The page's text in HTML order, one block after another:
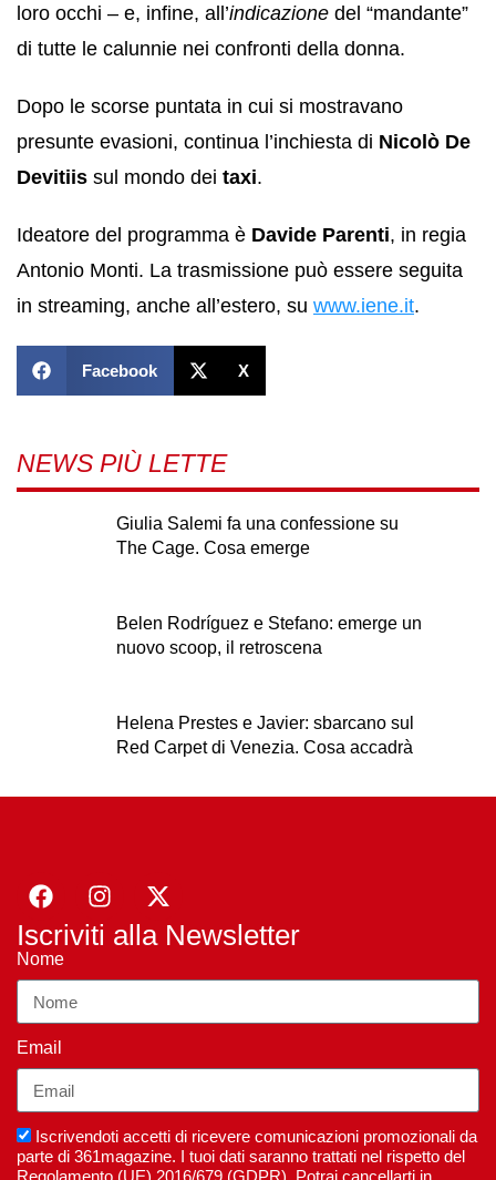
loro occhi – e, infine, all’indicazione del “mandante”
di tutte le calunnie nei confronti della donna.
Dopo le scorse puntata in cui si mostravano
presunte evasioni, continua l’inchiesta di Nicolò De
Devitiis sul mondo dei taxi.
Ideatore del programma è Davide Parenti, in regia
Antonio Monti. La trasmissione può essere seguita
in streaming, anche all’estero, su www.iene.it.
Facebook X
NEWS PIÙ LETTE
Giulia Salemi fa una confessione su
The Cage. Cosa emerge
Belen Rodríguez e Stefano: emerge un
nuovo scoop, il retroscena
Helena Prestes e Javier: sbarcano sul
Red Carpet di Venezia. Cosa accadrà
Iscriviti alla Newsletter
Nome
Email
Iscrivendoti accetti di ricevere comunicazioni promozionali da
parte di 361magazine. I tuoi dati saranno trattati nel rispetto del
Regolamento (UE) 2016/679 (GDPR). Potrai cancellarti in